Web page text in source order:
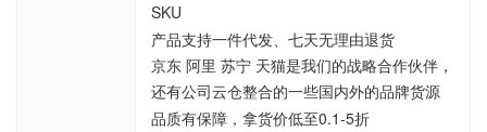
SKU
产品支持一件代发、七天无理由退货
京东 阿里 苏宁 天猫是我们的战略合作伙伴，
还有公司云仓整合的一些国内外的品牌货源
品质有保障，拿货价低至0.1-5折